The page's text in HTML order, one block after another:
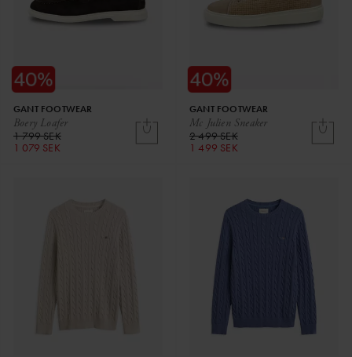
Boery Loafer
GANT FOOTWEAR
1 799 SEK
1 079 SEK
Mc Julien Sneaker
GANT FOOTWEAR
2 499 SEK
1 499 SEK